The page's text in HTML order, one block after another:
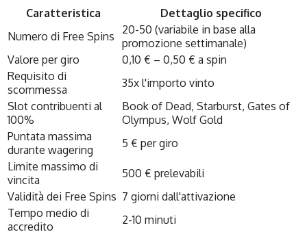
Caratteristica
Dettaglio specifico
Numero di Free Spins
20-50 (variabile in base alla
promozione settimanale)
Valore per giro
0,10 € – 0,50 € a spin
Requisito di
scommessa
35x l'importo vinto
Slot contribuenti al
100%
Book of Dead, Starburst, Gates of
Olympus, Wolf Gold
Puntata massima
durante wagering
5 € per giro
Limite massimo di
vincita
500 € prelevabili
Validità dei Free Spins 7 giorni dall'attivazione
Tempo medio di
accredito
2-10 minuti